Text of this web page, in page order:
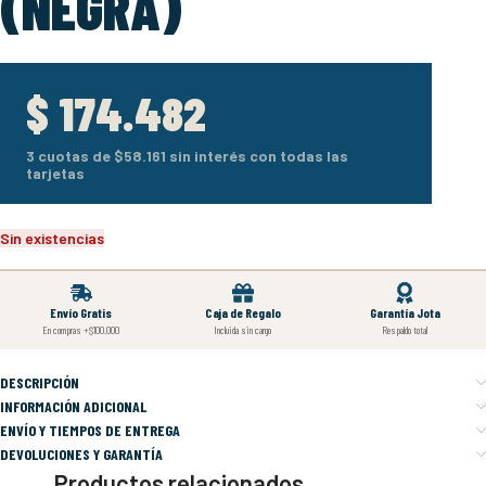
$ 174.482
3 cuotas de $58.161 sin interés con todas las
tarjetas
Sin existencias
Envío Gratis
En compras +$100.000
Caja de Regalo
Incluida sin cargo
Garantía Jota
Respaldo total
DESCRIPCIÓN
INFORMACIÓN ADICIONAL
ENVÍO Y TIEMPOS DE ENTREGA
DEVOLUCIONES Y GARANTÍA